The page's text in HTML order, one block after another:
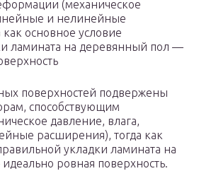
(механическое
и нелинейные
основное условие
ламината на деревянный пол —
поверхностей подвержены
способствующим
давление, влага,
расширения), тогда как
укладки ламината на
ровная поверхность.